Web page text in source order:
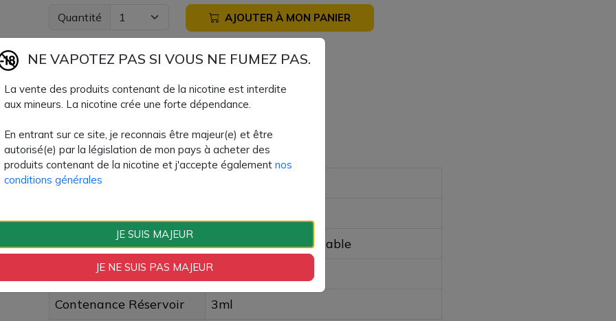
Quantité AJOUTER À MON PANIER
Livraison rapide
Fiche technique
Type de Produit
Type de Cartouche
Résistance remplaçable
Type de Remplissage
Par le côté
Contenance Réservoir
3ml
NE VAPOTEZ PAS SI VOUS NE FUMEZ PAS.
La vente des produits contenant de la nicotine est interdite
aux mineurs. La nicotine crée une forte dépendance.
En entrant sur ce site, je reconnais être majeur(e) et être
autorisé(e) par la législation de mon pays à acheter des
produits contenant de la nicotine et j'accepte également nos
conditions générales
JE SUIS MAJEUR
JE NE SUIS PAS MAJEUR